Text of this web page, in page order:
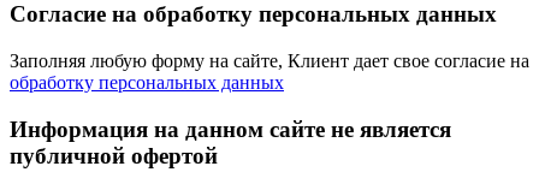
Согласие на обработку персональных данных
Заполняя любую форму на сайте, Клиент дает свое согласие на
обработку персональных данных
Информация на данном сайте не является
публичной офертой